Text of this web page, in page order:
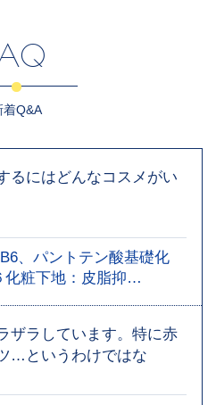
着Q&A
るにはどんなコスメがい
、パントテン酸基礎化
化粧下地：皮脂抑…
ザラしています。特に赤
…というわけではな